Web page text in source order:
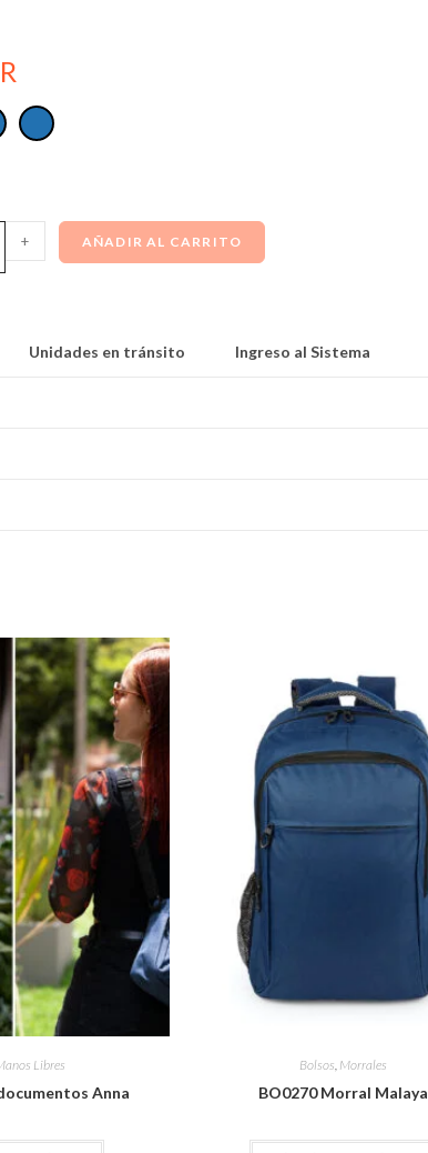
+ AÑADIR AL CARRITO
Unidades en tránsito Ingreso al Sistema
Libres
Anna
Bolsos, Morrales
BO0270 Morral Malaya